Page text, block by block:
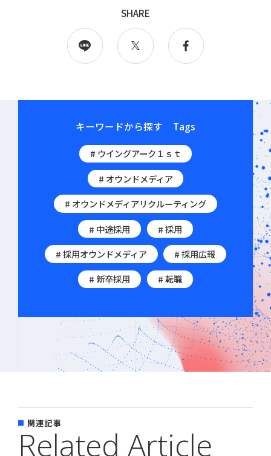
SHARE
キーワードから探す Tags
# ウイングアーク１ｓｔ
# オウンドメディア
# オウンドメディアリクルーティング
# 中途採用
# 採用
# 採用オウンドメディア
# 採用広報
# 新卒採用
# 転職
関連記事
Related Article